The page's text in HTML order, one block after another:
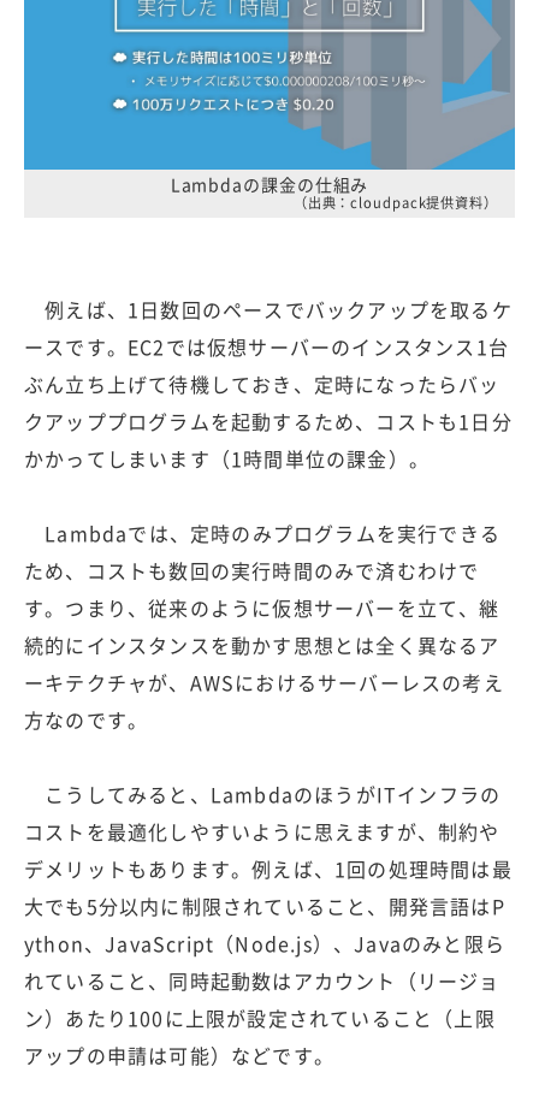
Lambdaの課金の仕組み
（出典：cloudpack提供資料）
例えば、1日数回のペースでバックアップを取るケ
ースです。EC2では仮想サーバーのインスタンス1台
ぶん立ち上げて待機しておき、定時になったらバッ
クアッププログラムを起動するため、コストも1日分
かかってしまいます（1時間単位の課金）。
Lambdaでは、定時のみプログラムを実行できる
ため、コストも数回の実行時間のみで済むわけで
す。つまり、従来のように仮想サーバーを立て、継
続的にインスタンスを動かす思想とは全く異なるア
ーキテクチャが、AWSにおけるサーバーレスの考え
方なのです。
こうしてみると、LambdaのほうがITインフラの
コストを最適化しやすいように思えますが、制約や
デメリットもあります。例えば、1回の処理時間は最
大でも5分以内に制限されていること、開発言語はP
ython、JavaScript（Node.js）、Javaのみと限ら
れていること、同時起動数はアカウント（リージョ
ン）あたり100に上限が設定されていること（上限
アップの申請は可能）などです。